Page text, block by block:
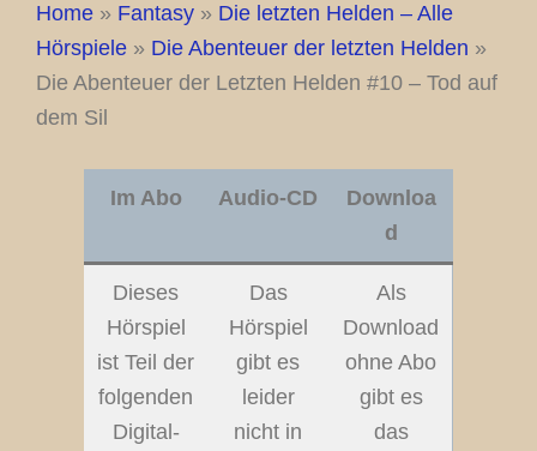
Home » Fantasy » Die letzten Helden – Alle
Hörspiele » Die Abenteuer der letzten Helden »
Die Abenteuer der Letzten Helden #10 – Tod auf
dem Sil
Im Abo Audio-CD
Downloa
d
Dieses
Hörspiel
ist Teil der
folgenden
Digital-
Das
Hörspiel
gibt es
leider
nicht in
Als
Download
ohne Abo
gibt es
das